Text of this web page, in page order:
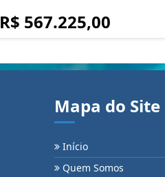
R$ 567.225,00
Mapa do Site
Início
Quem Somos